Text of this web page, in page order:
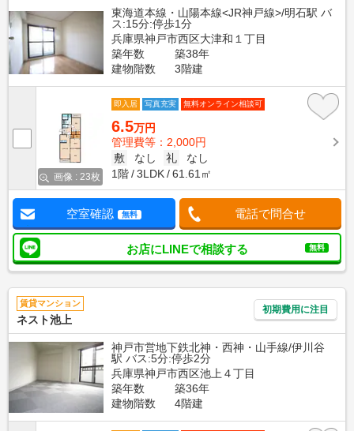
東海道本線・山陽本線<JR神戸線>/明石駅 バ
ス:15分:停歩1分
兵庫県神戸市西区大津和１丁目
築年数
築38年
建物階数
3階建
画像 : 23枚
即入居 写真充実 無料オンライン相談可
6.5万円
管理費等：2,000円
敷
なし 礼
なし
1階
3LDK 61.61㎡
空室確認 無料 電話で問合せ
お店にLINEで相談する 無料
賃貸マンション
ネスト池上
初期費用に注目
神戸市営地下鉄北神・西神・山手線/伊川谷
駅 バス:5分:停歩2分
兵庫県神戸市西区池上４丁目
築年数
築36年
建物階数
4階建